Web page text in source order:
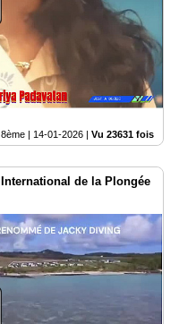
| 14-01-2026 | Vu 23631 fois
de la Plongée